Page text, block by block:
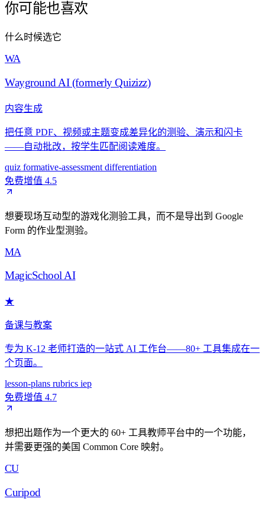
你可能也喜欢
什么时候选它
WA
Wayground AI (formerly Quizizz)
内容生成
把任意 PDF、视频或主题变成差异化的测验、演示和闪卡
——自动批改，按学生匹配阅读难度。
quiz formative-assessment differentiation
免费增值 4.5
想要现场互动型的游戏化测验工具，而不是导出到 Google
Form 的作业型测验。
MA
MagicSchool AI
★
备课与教案
专为 K-12 老师打造的一站式 AI 工作台——80+ 工具集成在一
个页面。
lesson-plans rubrics iep
免费增值 4.7
想把出题作为一个更大的 60+ 工具教师平台中的一个功能，
并需要更强的美国 Common Core 映射。
CU
Curipod